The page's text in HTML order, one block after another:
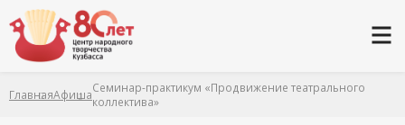
ГлавнаяАфишаСеминар-практикум «Продвижение театрального
коллектива»